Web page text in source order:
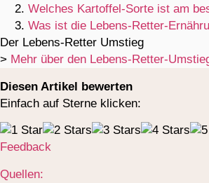
Welches Kartoffel-Sorte ist am
Was ist die Lebens-Retter-
Der Lebens-Retter Umstieg
> Mehr über den Lebens-Retter-
Diesen Artikel bewerten
Einfach auf Sterne klicken:
Feedback
Quellen: